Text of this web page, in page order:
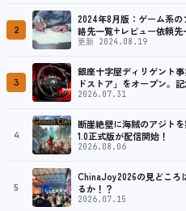
2
2024年8月版：ゲーム系
絡先一覧+レビュー依頼先
更新 2024.08.19
3
銀座十字屋ディリゲント
ドストア」をオープン。
ング／フライトシム向け
2026.07.31
4
断崖絶壁に海賊のアジト
1.0正式版が配信開始！
2026.08.06
5
ChinaJoy2026の見どころ
るか！？
2026.07.15